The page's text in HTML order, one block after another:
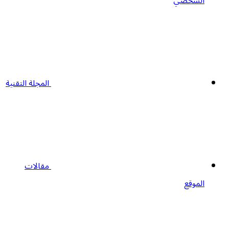
المجلة التقنية
مقالات
الموقع